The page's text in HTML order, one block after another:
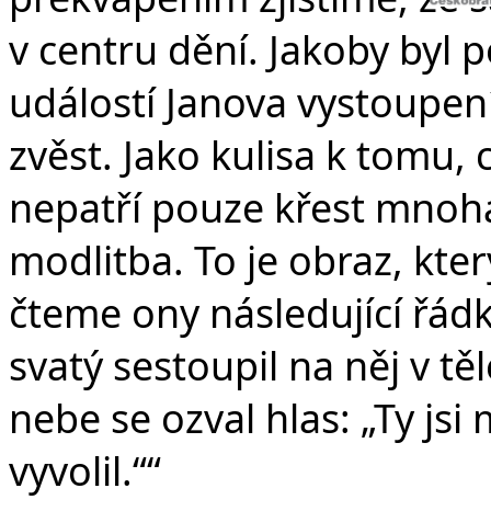
v centru dění. Jakoby byl
událostí Janova
zvěst. Jako kulisa k
nepatří pouze křest
modlitba. To je obraz,
čteme ony následující
svatý sestoupil na něj v
nebe se ozval hlas: „Ty
vyvolil.““